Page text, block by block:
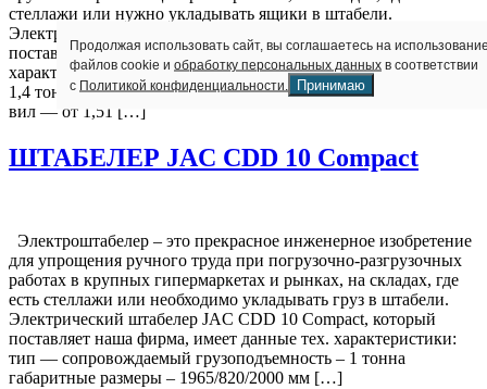
стеллажи или нужно укладывать ящики в штабели.
Электроштабелер KOMATSU MWS14A-1R, который
поставляет наша компания, имеет следующие тех.
характеристики: тип — сопровождаемый грузоподъемность –
1,4 тонн габаритные размеры – 844/860/1400 высота подъема
вил — от 1,51 […]
ШТАБЕЛЕР JAC CDD 10 Compact
Электроштабелер – это прекрасное инженерное изобретение
для упрощения ручного труда при погрузочно-разгрузочных
работах в крупных гипермаркетах и рынках, на складах, где
есть стеллажи или необходимо укладывать груз в штабели.
Электрический штабелер JAC CDD 10 Compact, который
поставляет наша фирма, имеет данные тех. характеристики:
тип — сопровождаемый грузоподъемность – 1 тонна
габаритные размеры – 1965/820/2000 мм […]
Продолжая использовать сайт, вы соглашаетесь на
файлов cookie и обработку персональных данных в соответствии
с Политикой конфиденциальности. Принимаю